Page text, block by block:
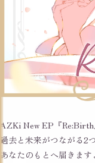
AZKi New EP『Re:Birth
過去と未来がつながる2
あなたのもとへ届きます